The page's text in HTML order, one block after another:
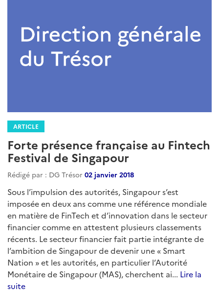
ARTICLE
Forte présence française au Fintech
Festival de Singapour
Rédigé par : DG Trésor 02 janvier 2018
Sous l’impulsion des autorités, Singapour s’est
imposée en deux ans comme une référence mondiale
en matière de FinTech et d’innovation dans le secteur
financier comme en attestent plusieurs classements
récents. Le secteur financier fait partie intégrante de
l’ambition de Singapour de devenir une « Smart
Nation » et les autorités, en particulier l’Autorité
Monétaire de Singapour (MAS), cherchent ai... Lire la
suite